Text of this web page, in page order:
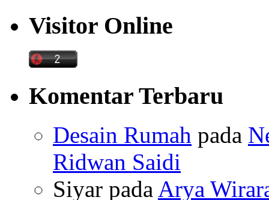
Visitor Online
Komentar Terbaru
Desain Rumah pada
Ridwan Saidi
Siyar pada Arya